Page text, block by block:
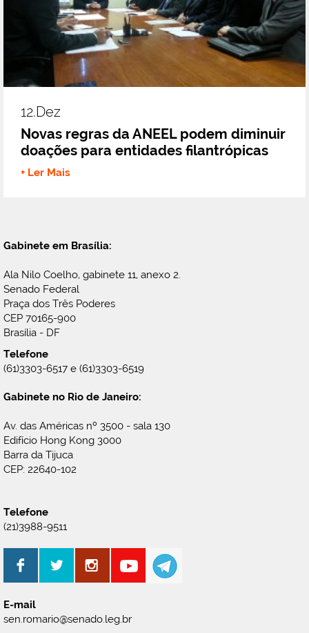
12.dez
Novas regras da ANEEL podem diminuir
doações para entidades filantrópicas
+ Ler Mais
Gabinete em Brasília:
Ala Nilo Coelho, gabinete 11, anexo 2.
Senado Federal
Praça dos Três Poderes
CEP 70165-900
Brasília - DF
Telefone
(61)3303-6517 e (61)3303-6519
Gabinete no Rio de Janeiro:
Av. das Américas nº 3500 - sala 130
Edifício Hong Kong 3000
Barra da Tijuca
CEP: 22640-102
Telefone
(21)3988-9511
E-mail
sen.romario@senado.leg.br